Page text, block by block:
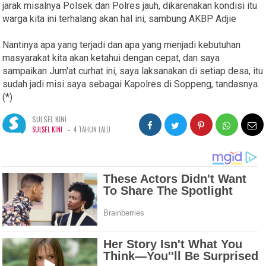
jarak misalnya Polsek dan Polres jauh, dikarenakan kondisi itu
warga kita ini terhalang akan hal ini, sambung AKBP Adjie
Nantinya apa yang terjadi dan apa yang menjadi kebutuhan
masyarakat kita akan ketahui dengan cepat, dan saya
sampaikan Jum'at curhat ini, saya laksanakan di setiap desa, itu
sudah jadi misi saya sebagai Kapolres di Soppeng, tandasnya.
(*)
SULSEL KINI
SULSEL KINI - 4 TAHUN LALU